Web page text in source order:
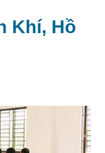
Khí, Hồ